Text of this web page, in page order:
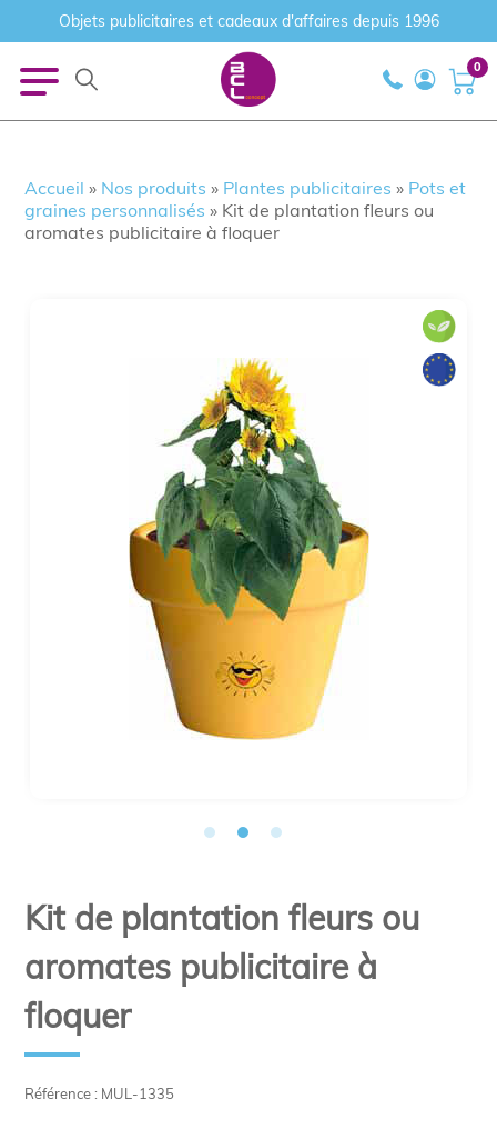
Objets publicitaires et cadeaux d'affaires depuis 1996
0
Accueil » Nos produits » Plantes publicitaires » Pots et
graines personnalisés » Kit de plantation fleurs ou
aromates publicitaire à floquer
Référence : MUL-1335
Kit de plantation fleurs ou
aromates publicitaire à
floquer